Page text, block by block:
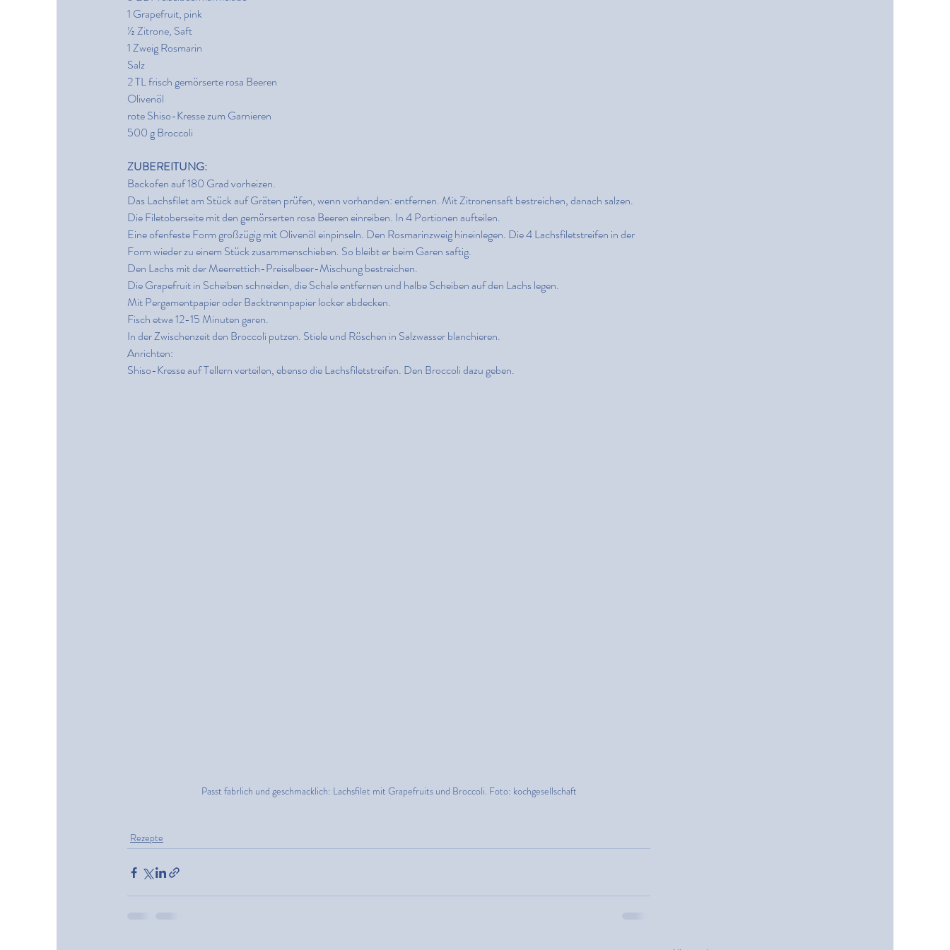
1 Grapefruit, pink
½ Zitrone, Saft
1 Zweig Rosmarin
Salz
2 TL frisch gemörserte rosa Beeren
Olivenöl
rote Shiso-Kresse zum Garnieren
500 g Broccoli
ZUBEREITUNG:
Backofen auf 180 Grad vorheizen.
Das Lachsfilet am Stück auf Gräten prüfen, wenn vorhanden: entfernen. Mit Zitronensaft bestreichen, danach salzen.
Die Filetoberseite mit den gemörserten rosa Beeren einreiben. In 4 Portionen aufteilen.
Eine ofenfeste Form großzügig mit Olivenöl einpinseln. Den Rosmarinzweig hineinlegen. Die 4 Lachsfiletstreifen in der
Form wieder zu einem Stück zusammenschieben. So bleibt er beim Garen saftig.
Den Lachs mit der Meerrettich-Preiselbeer-Mischung bestreichen.
Die Grapefruit in Scheiben schneiden, die Schale entfernen und halbe Scheiben auf den Lachs legen.
Mit Pergamentpapier oder Backtrennpapier locker abdecken.
Fisch etwa 12-15 Minuten garen.
In der Zwischenzeit den Broccoli putzen. Stiele und Röschen in Salzwasser blanchieren.
Anrichten:
Shiso-Kresse auf Tellern verteilen, ebenso die Lachsfiletstreifen. Den Broccoli dazu geben.
Passt fabrlich und geschmacklich: Lachsfilet mit Grapefruits und Broccoli. Foto: kochgesellschaft
Rezepte